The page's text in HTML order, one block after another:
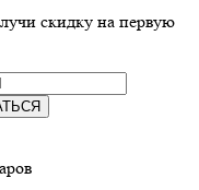
скидку на первую